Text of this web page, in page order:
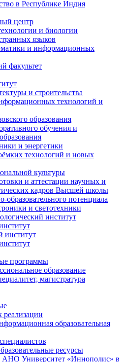
в Республике Индия
центр
и биологии
языков
и информационных
факультет
и строительства
технологий и
образования
обучения и
и энергетики
технологий и новых
культуры
и аттестации научных и
кадров Высшей школы
образовательного потенциала
и светотехники
институт
институт
программы
образование
магистратура
образовательная
ресурсы
АНО Университет «Иннополис» в